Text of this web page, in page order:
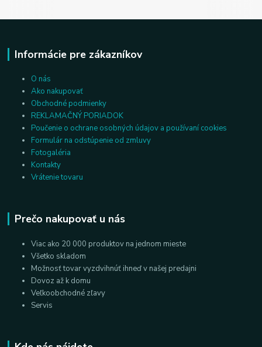
Informácie pre zákazníkov
O nás
Ako nakupovať
Obchodné podmienky
REKLAMAČNÝ PORIADOK
Poučenie o ochrane osobných údajov a používaní cookies
Formulár na odstúpenie od zmluvy
Fotogaléria
Kontakty
Vrátenie tovaru
Prečo nakupovať u nás
Viac ako 20 000 produktov na jednom mieste
Všetko skladom
Možnosť tovar vyzdvihnúť ihneď v našej predajni
Dovoz až k domu
Veľkoobchodné zľavy
Servis